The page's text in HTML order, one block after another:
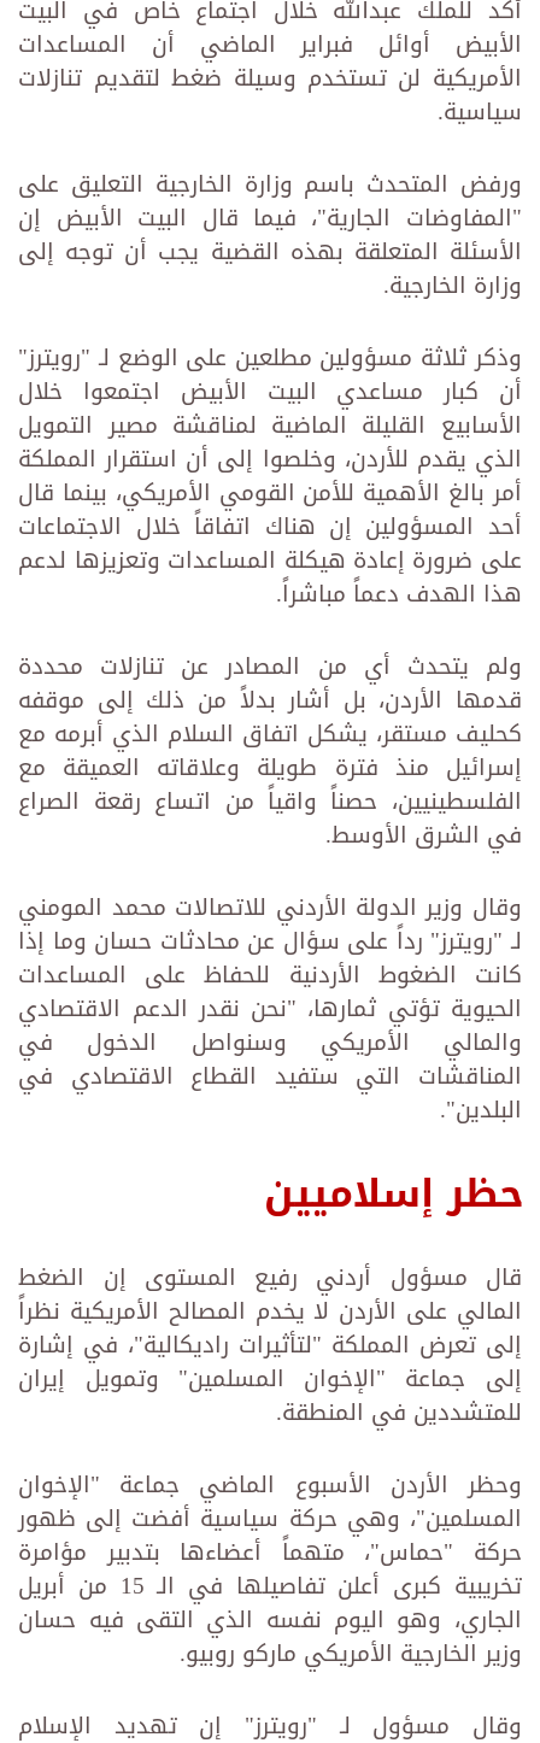
أكد للملك عبدالله خلال اجتماع خاص في البيت
الأبيض أوائل فبراير الماضي أن المساعدات
الأمريكية لن تستخدم وسيلة ضغط لتقديم تنازلات
سياسية.
ورفض المتحدث باسم وزارة الخارجية التعليق على
"المفاوضات الجارية"، فيما قال البيت الأبيض إن
الأسئلة المتعلقة بهذه القضية يجب أن توجه إلى
وزارة الخارجية.
وذكر ثلاثة مسؤولين مطلعين على الوضع لـ "رويترز"
أن كبار مساعدي البيت الأبيض اجتمعوا خلال
الأسابيع القليلة الماضية لمناقشة مصير التمويل
الذي يقدم للأردن، وخلصوا إلى أن استقرار المملكة
أمر بالغ الأهمية للأمن القومي الأمريكي، بينما قال
أحد المسؤولين إن هناك اتفاقاً خلال الاجتماعات
على ضرورة إعادة هيكلة المساعدات وتعزيزها لدعم
هذا الهدف دعماً مباشراً.
ولم يتحدث أي من المصادر عن تنازلات محددة
قدمها الأردن، بل أشار بدلاً من ذلك إلى موقفه
كحليف مستقر، يشكل اتفاق السلام الذي أبرمه مع
إسرائيل منذ فترة طويلة وعلاقاته العميقة مع
الفلسطينيين، حصناً واقياً من اتساع رقعة الصراع
في الشرق الأوسط.
وقال وزير الدولة الأردني للاتصالات محمد المومني
لـ "رويترز" رداً على سؤال عن محادثات حسان وما إذا
كانت الضغوط الأردنية للحفاظ على المساعدات
الحيوية تؤتي ثمارها، "نحن نقدر الدعم الاقتصادي
والمالي الأمريكي وسنواصل الدخول في
المناقشات التي ستفيد القطاع الاقتصادي في
البلدين".
حظر إسلاميين
قال مسؤول أردني رفيع المستوى إن الضغط
المالي على الأردن لا يخدم المصالح الأمريكية نظراً
إلى تعرض المملكة "لتأثيرات راديكالية"، في إشارة
إلى جماعة "الإخوان المسلمين" وتمويل إيران
للمتشددين في المنطقة.
وحظر الأردن الأسبوع الماضي جماعة "الإخوان
المسلمين"، وهي حركة سياسية أفضت إلى ظهور
حركة "حماس"، متهماً أعضاءها بتدبير مؤامرة
تخريبية كبرى أعلن تفاصيلها في الـ 15 من أبريل
الجاري، وهو اليوم نفسه الذي التقى فيه حسان
وزير الخارجية الأمريكي ماركو روبيو.
وقال مسؤول لـ "رويترز" إن تهديد الإسلام